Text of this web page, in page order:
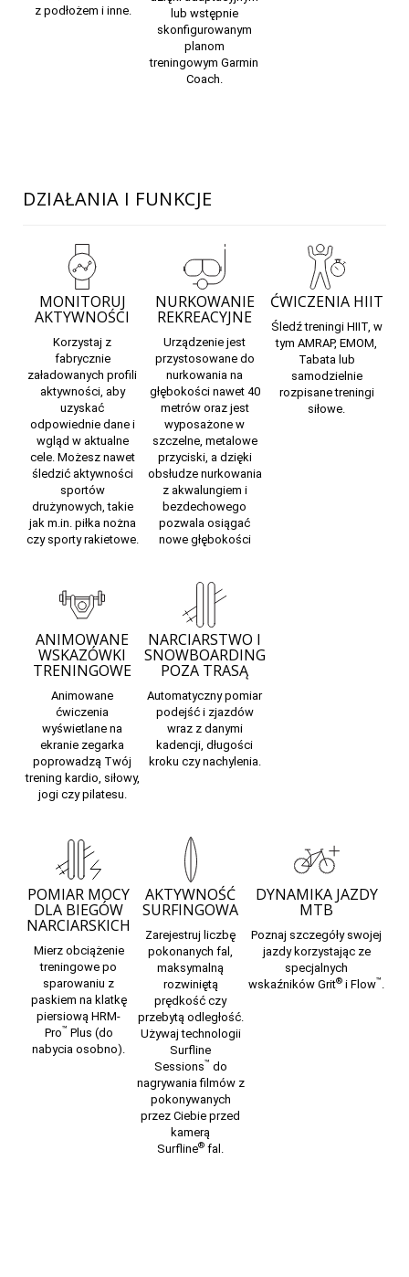
z podłożem i inne.
lub wstępnie
skonfigurowanym
planom
treningowymGarmin
Coach.
DZIAŁANIA I FUNKCJE
MONITORUJ
AKTYWNOŚCI
Korzystaj z
fabrycznie
załadowanych profili
aktywności, aby
uzyskać
odpowiednie dane i
wgląd w aktualne
cele. Możesz nawet
śledzić aktywności
sportów
drużynowych, takie
jak m.in. piłka nożna
czy sporty rakietowe.
NURKOWANIE
REKREACYJNE
Urządzenie jest
przystosowane do
nurkowania na
głębokości nawet 40
metrów oraz jest
wyposażone w
szczelne, metalowe
przyciski, a dzięki
obsłudze nurkowania
z akwalungiem i
bezdechowego
pozwala osiągać
nowe głębokości
ĆWICZENIA HIIT
Śledź treningi HIIT, w
tym AMRAP, EMOM,
Tabata lub
samodzielnie
rozpisane treningi
siłowe.
ANIMOWANE
WSKAZÓWKI
TRENINGOWE
Animowane
ćwiczenia
wyświetlane na
ekranie zegarka
poprowadzą Twój
trening kardio, siłowy,
jogi czy pilatesu.
NARCIARSTWO I
SNOWBOARDING
POZA TRASĄ
Automatyczny pomiar
podejść i zjazdów
wraz z danymi
kadencji, długości
kroku czy nachylenia.
POMIAR MOCY
DLA BIEGÓW
NARCIARSKICH
Mierz obciążenie
treningowe po
sparowaniu z
paskiem na klatkę
piersiowąHRM-
Pro™ Plus (do
nabycia osobno).
AKTYWNOŚĆ
SURFINGOWA
Zarejestruj liczbę
pokonanych fal,
maksymalną
rozwiniętą
prędkość czy
przebytą odległość.
Używajtechnologii
Surfline
Sessions™ do
nagrywania filmów z
pokonywanych
przez Ciebie przed
kamerą
Surfline® fal.
DYNAMIKA JAZDY
MTB
Poznaj szczegóły swojej
jazdy korzystając ze
specjalnych
wskaźników Grit® i Flow™.